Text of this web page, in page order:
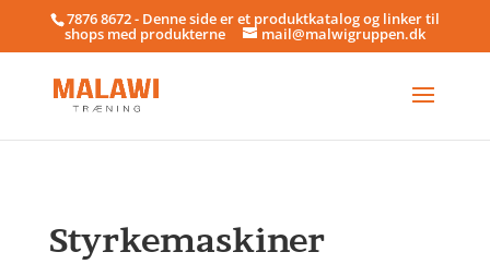
7876 8672 - Denne side er et produktkatalog og linker til
shops med produkterne mail@malwigruppen.dk
Styrkemaskiner